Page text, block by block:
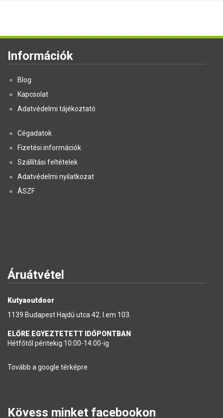
Információk
Blog
Kapcsolat
Adatvédelmi tájékoztató
Cégadatok
Fizetési információk
Szállítási feltételek
Adatvédelmi nyilatkozat
ÁSZF
Áruátvétel
Kutyaoutdoor
1139 Budapest Hajdú utca 42. I.em 103.
ELŐRE EGYEZTETETT IDŐPONTBAN
Hétfőtől péntekig:10:00-14:00-ig
Tovább a google térképre
Kövess minket facebookon